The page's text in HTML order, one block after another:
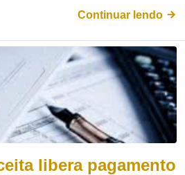
Continuar lendo
libera pagamento